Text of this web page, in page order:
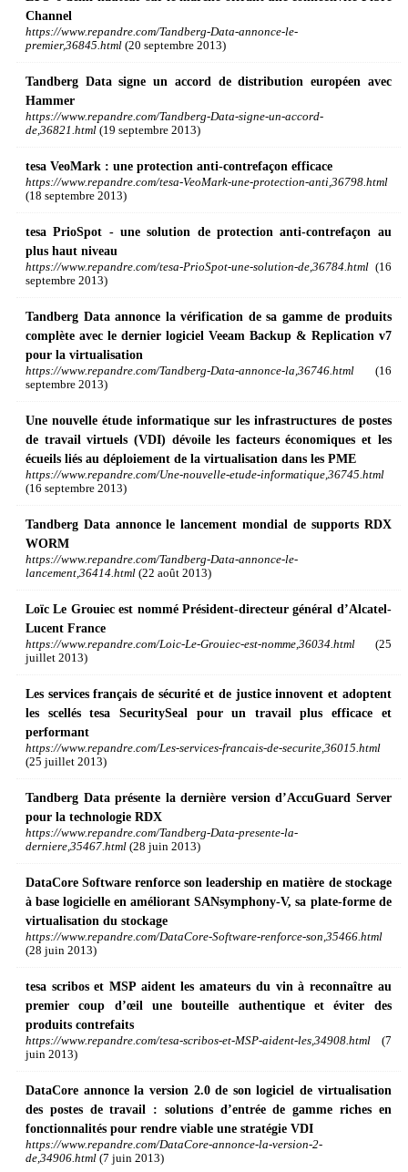
Channel
https://www.repandre.com/Tandberg-Data-annonce-le-
premier,36845.html (20 septembre 2013)
Tandberg Data signe un accord de distribution européen avec
Hammer
https://www.repandre.com/Tandberg-Data-signe-un-accord-
de,36821.html (19 septembre 2013)
tesa VeoMark : une protection anti-contrefaçon efficace
https://www.repandre.com/tesa-VeoMark-une-protection-anti,36798.html
(18 septembre 2013)
tesa PrioSpot - une solution de protection anti-contrefaçon au
plus haut niveau
https://www.repandre.com/tesa-PrioSpot-une-solution-de,36784.html (16
septembre 2013)
Tandberg Data annonce la vérification de sa gamme de produits
complète avec le dernier logiciel Veeam Backup & Replication v7
pour la virtualisation
https://www.repandre.com/Tandberg-Data-annonce-la,36746.html (16
septembre 2013)
Une nouvelle étude informatique sur les infrastructures de postes
de travail virtuels (VDI) dévoile les facteurs économiques et les
écueils liés au déploiement de la virtualisation dans les PME
https://www.repandre.com/Une-nouvelle-etude-informatique,36745.html
(16 septembre 2013)
Tandberg Data annonce le lancement mondial de supports RDX
WORM
https://www.repandre.com/Tandberg-Data-annonce-le-
lancement,36414.html (22 août 2013)
Loïc Le Grouiec est nommé Président-directeur général d’Alcatel-
Lucent France
https://www.repandre.com/Loic-Le-Grouiec-est-nomme,36034.html (25
juillet 2013)
Les services français de sécurité et de justice innovent et adoptent
les scellés tesa SecuritySeal pour un travail plus efficace et
performant
https://www.repandre.com/Les-services-francais-de-securite,36015.html
(25 juillet 2013)
Tandberg Data présente la dernière version d’AccuGuard Server
pour la technologie RDX
https://www.repandre.com/Tandberg-Data-presente-la-
derniere,35467.html (28 juin 2013)
DataCore Software renforce son leadership en matière de stockage
à base logicielle en améliorant SANsymphony-V, sa plate-forme de
virtualisation du stockage
https://www.repandre.com/DataCore-Software-renforce-son,35466.html
(28 juin 2013)
tesa scribos et MSP aident les amateurs du vin à reconnaître au
premier coup d’œil une bouteille authentique et éviter des
produits contrefaits
https://www.repandre.com/tesa-scribos-et-MSP-aident-les,34908.html (7
juin 2013)
DataCore annonce la version 2.0 de son logiciel de virtualisation
des postes de travail : solutions d’entrée de gamme riches en
fonctionnalités pour rendre viable une stratégie VDI
https://www.repandre.com/DataCore-annonce-la-version-2-
de,34906.html (7 juin 2013)